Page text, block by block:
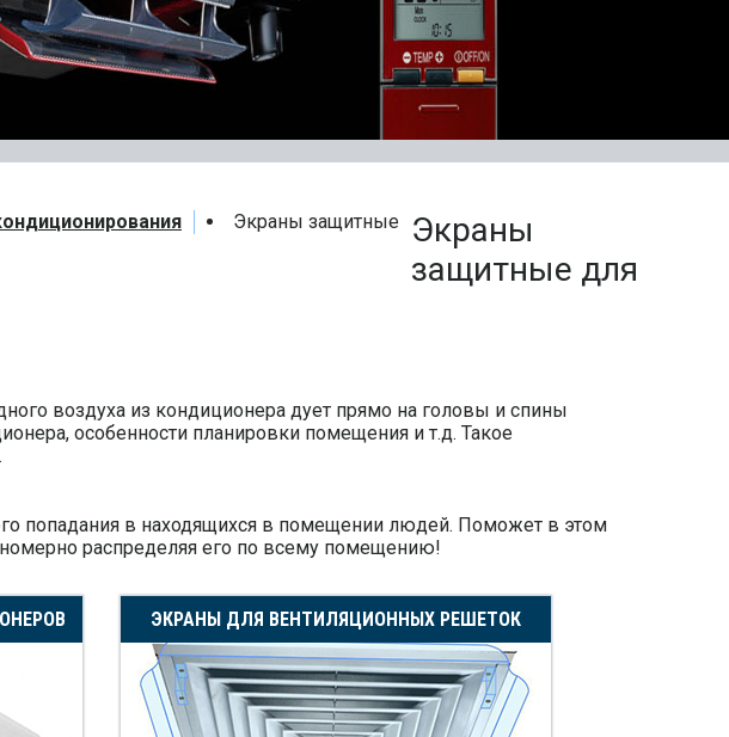
Экраны защитные
Экраны
защитные для
воздуха из кондиционера дует прямо на головы и спины
особенности планировки помещения и т.д. Такое
попадания в находящихся в помещении людей. Поможет в этом
распределяя его по всему помещению!
ЭКРАНЫ ДЛЯ ВЕНТИЛЯЦИОННЫХ РЕШЕТОК